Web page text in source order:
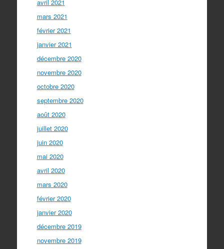
avril 2021
mars 2021
février 2021
janvier 2021
décembre 2020
novembre 2020
octobre 2020
septembre 2020
août 2020
juillet 2020
juin 2020
mai 2020
avril 2020
mars 2020
février 2020
janvier 2020
décembre 2019
novembre 2019